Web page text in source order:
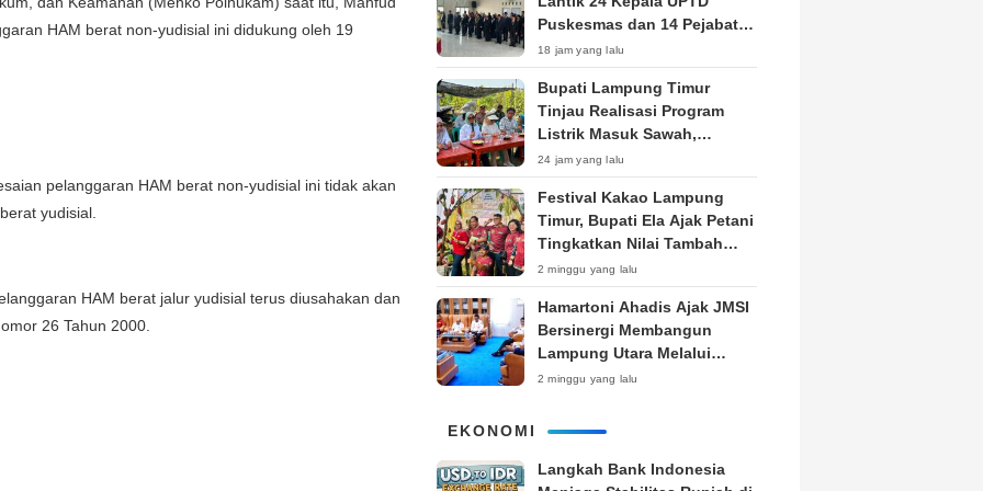
HAM berat non-yudisial ini didukung oleh 19
pelanggaran HAM berat non-yudisial ini tidak akan
yudisial.
HAM berat jalur yudisial terus diusahakan dan
26 Tahun 2000.
Puskesmas dan 14 Pejabat
Fungsional, Dorong Inovasi
dan Pelayanan Prima
18 jam yang lalu
Bupati Lampung Timur
Tinjau Realisasi Program
Listrik Masuk Sawah,
Siapkan Subsidi KWH untuk
Petani
24 jam yang lalu
‎Festival Kakao Lampung
Timur, Bupati Ela Ajak Petani
Tingkatkan Nilai Tambah
Produk
2 minggu yang lalu
Hamartoni Ahadis Ajak JMSI
Bersinergi Membangun
Lampung Utara Melalui
Pemberitaan
2 minggu yang lalu
EKONOMI
Langkah Bank Indonesia